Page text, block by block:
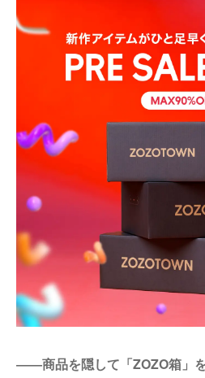
――商品を隠して「ZOZO箱」